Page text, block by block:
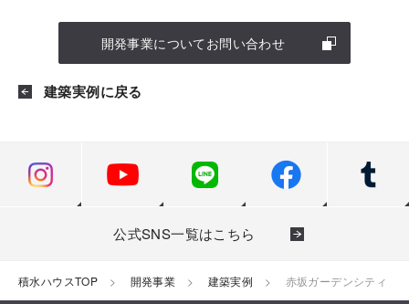
開発事業についてお問い合わせ
建築実例に戻る
公式SNS一覧はこちら
積水ハウスTOP 開発事業 建築実例 赤坂ガーデンシティ